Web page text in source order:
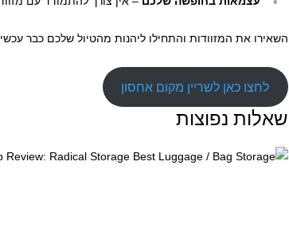
השאירו את המזוודות והתחילו ליהנות מהטיול שלכם כבר
לחצו כאן לשריין מקום אחסון
שאלות נפוצות